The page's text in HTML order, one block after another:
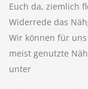
Euch da, ziemlich
Widerrede das
Wir können für
meist genutzte
unter